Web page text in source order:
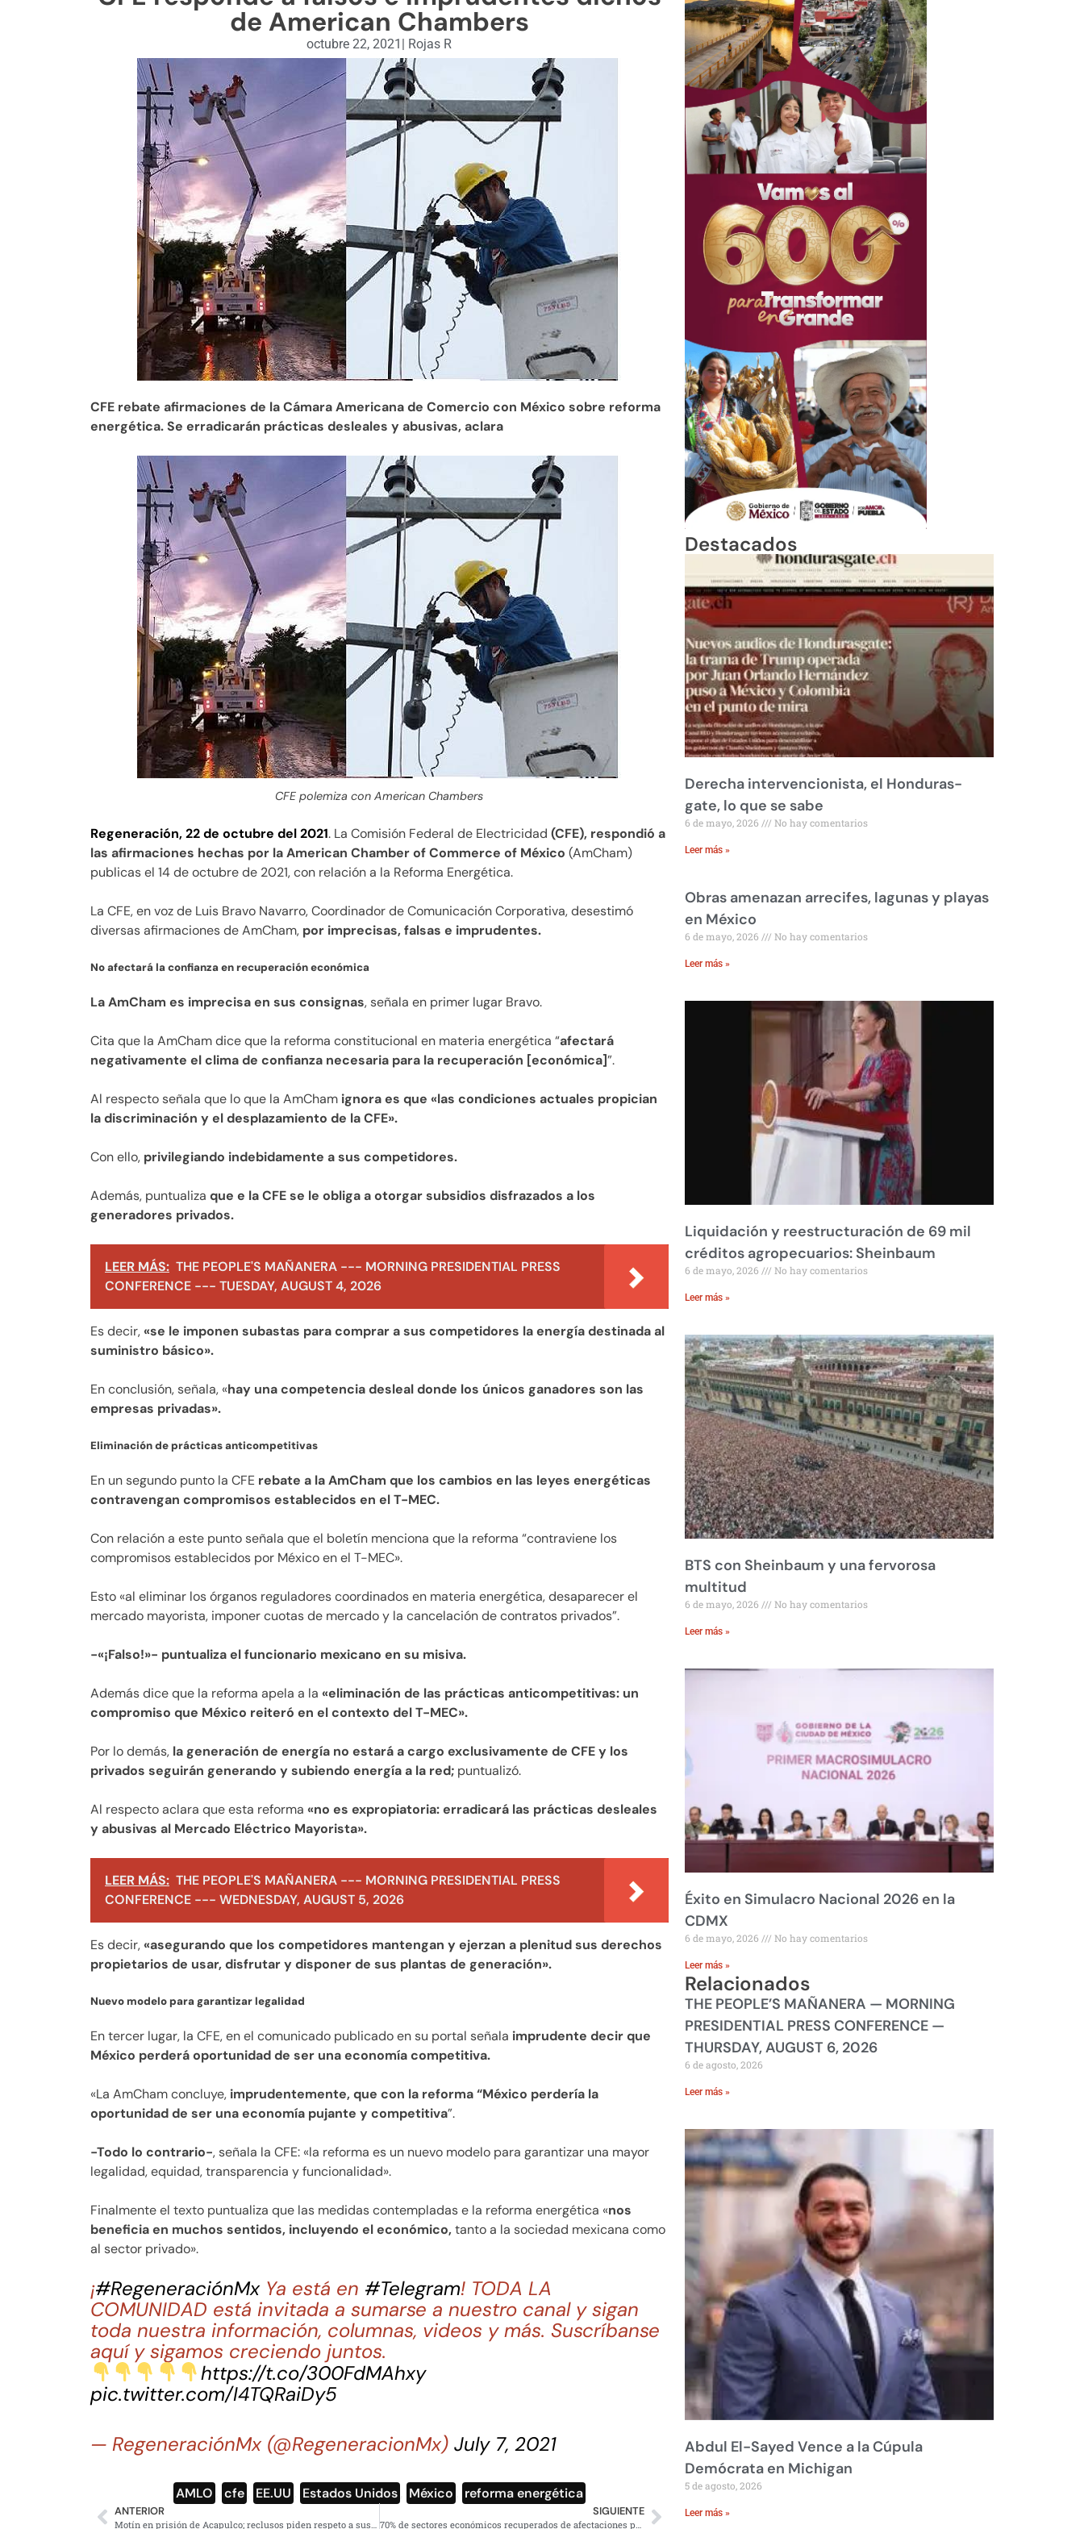
de American Chambers
octubre 22, 2021 Rojas R
CFE rebate afirmaciones de la Cámara Americana de Comercio con México sobre reforma
energética. Se erradicarán prácticas desleales y abusivas, aclara
CFE polemiza con American Chambers
Regeneración, 22 de octubre del 2021. La Comisión Federal de Electricidad (CFE), respondió a
las afirmaciones hechas por la American Chamber of Commerce of México (AmCham)
publicas el 14 de octubre de 2021, con relación a la Reforma Energética.
La CFE, en voz de Luis Bravo Navarro, Coordinador de Comunicación Corporativa, desestimó
diversas afirmaciones de AmCham, por imprecisas, falsas e imprudentes.
No afectará la confianza en recuperación económica
La AmCham es imprecisa en sus consignas, señala en primer lugar Bravo.
Cita que la AmCham dice que la reforma constitucional en materia energética “afectará
negativamente el clima de confianza necesaria para la recuperación [económica]”.
Al respecto señala que lo que la AmCham ignora es que «las condiciones actuales propician
la discriminación y el desplazamiento de la CFE».
Con ello, privilegiando indebidamente a sus competidores.
Además, puntualiza que e la CFE se le obliga a otorgar subsidios disfrazados a los
generadores privados.
LEER MÁS: THE PEOPLE'S MAÑANERA --- MORNING PRESIDENTIAL PRESS
CONFERENCE --- TUESDAY, AUGUST 4, 2026
Es decir,«se le imponen subastas para comprar a sus competidores la energía destinada al
suministro básico».
En conclusión, señala, «hay una competencia desleal donde los únicos ganadores son las
empresas privadas».
Eliminación de prácticas anticompetitivas
En un segundo punto la CFE rebate a la AmCham que los cambios en las leyes energéticas
contravengan compromisos establecidos en el T-MEC.
Con relación a este punto señala que el boletín menciona que la reforma “contraviene los
compromisos establecidos por México en el T-MEC».
Esto «al eliminar los órganos reguladores coordinados en materia energética, desaparecer el
mercado mayorista, imponer cuotas de mercado y la cancelación de contratos privados”.
-«¡Falso!»- puntualiza el funcionario mexicano en su misiva.
Además dice que la reforma apela a la «eliminación de las prácticas anticompetitivas: un
compromiso que México reiteró en el contexto del T-MEC».
Por lo demás, la generación de energía no estará a cargo exclusivamente de CFE y los
privados seguirán generando y subiendo energía a la red; puntualizó.
Al respecto aclara que esta reforma «no es expropiatoria: erradicará las prácticas desleales
y abusivas al Mercado Eléctrico Mayorista».
LEER MÁS: THE PEOPLE'S MAÑANERA --- MORNING PRESIDENTIAL PRESS
CONFERENCE --- WEDNESDAY, AUGUST 5, 2026
Es decir,«asegurando que los competidores mantengan y ejerzan a plenitud sus derechos
propietarios de usar, disfrutar y disponer de sus plantas de generación».
Nuevo modelo para garantizar legalidad
En tercer lugar, la CFE, en el comunicado publicado en su portal señala imprudente decir que
México perderá oportunidad de ser una economía competitiva.
«La AmCham concluye, imprudentemente, que con la reforma “México perdería la
oportunidad de ser una economía pujante y competitiva”.
-Todo lo contrario-, señala la CFE: «la reforma es un nuevo modelo para garantizar una mayor
legalidad, equidad, transparencia y funcionalidad».
Finalmente el texto puntualiza que las medidas contempladas e la reforma energética «nos
beneficia en muchos sentidos, incluyendo el económico, tanto a la sociedad mexicana como
al sector privado».
¡#RegeneraciónMxYa está en #Telegram! TODA LA
COMUNIDAD está invitada a sumarse a nuestro canal y sigan
toda nuestra información, columnas, videos y más. Suscríbanse
aquí y sigamos creciendo juntos.
https://t.co/300FdMAhxy
pic.twitter.com/I4TQRaiDy5
— RegeneraciónMx (@RegeneracionMx) July 7, 2021
AMLO cfe EE.UU Estados Unidos México reforma energética
ANTERIOR SIGUIENTE
Destacados
Derecha intervencionista, el Honduras-
gate, lo que se sabe
6 de mayo, 2026 No hay comentarios
Leer más »
Obras amenazan arrecifes, lagunas y playas
en México
6 de mayo, 2026 No hay comentarios
Leer más »
Liquidación y reestructuración de 69 mil
créditos agropecuarios: Sheinbaum
6 de mayo, 2026 No hay comentarios
Leer más »
BTS con Sheinbaum y una fervorosa
multitud
6 de mayo, 2026 No hay comentarios
Leer más »
Éxito en Simulacro Nacional 2026 en la
CDMX
6 de mayo, 2026 No hay comentarios
Leer más »
Relacionados
THE PEOPLE’S MAÑANERA — MORNING
PRESIDENTIAL PRESS CONFERENCE —
THURSDAY, AUGUST 6, 2026
6 de agosto, 2026
Leer más »
Abdul El-Sayed Vence a la Cúpula
Demócrata en Michigan
5 de agosto, 2026
Leer más »